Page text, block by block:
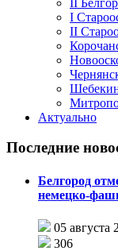
I
II
Актуально
Последние
Белгород
немецко-
05 августа
306